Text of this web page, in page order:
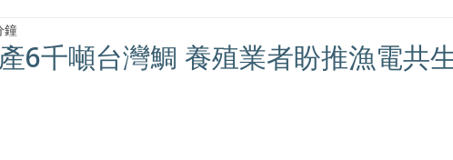
6千噸台灣鯛 養殖業者盼推漁電共
鐘